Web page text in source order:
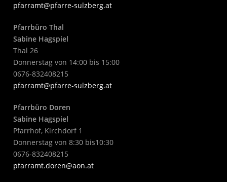
pfarramt@pfarre-sulzberg.at
Pfarrbüro Thal
Sabine Hagspiel
Thal 26
Donnerstag von 14:00 bis 15:00
0676-832408215
pfarramt@pfarre-sulzberg.at
Pfarrbüro Doren
Sabine Hagspiel
Pfarrhof, Kirchdorf 1
Donnerstag von 8:30 bis10:30
0676-832408215
pfarramt.doren@aon.at